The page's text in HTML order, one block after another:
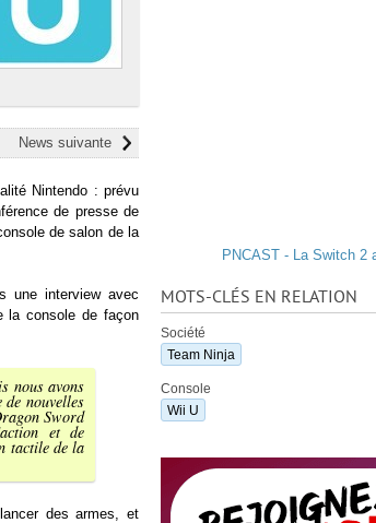
News suivante
Nintendo : prévu
de presse de
de salon de la
une interview avec
la console de façon
nous avons
nouvelles
Sword
et de
tactile de la
des armes, et
PNCAST - La Switch 2
MOTS-CLÉS EN RELATION
Société
Team Ninja
Console
Wii U